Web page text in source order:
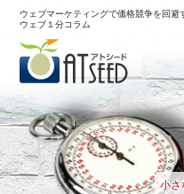
ウェブマーケティングで価格競争を回避
ウェブ１分コラム
小さ